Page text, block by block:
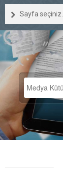
Sayfa seçiniz...